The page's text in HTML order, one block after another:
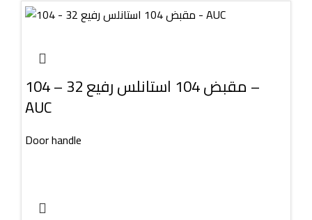
مقبض 104 استانلس رفيع 32 – 104 –
AUC
Door handle